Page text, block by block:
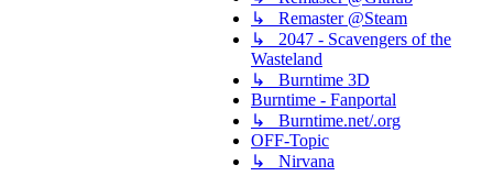
↳ Remaster @Steam
↳ 2047 - Scavengers of the
Wasteland
↳ Burntime 3D
Burntime - Fanportal
↳ Burntime.net/.org
OFF-Topic
↳ Nirvana